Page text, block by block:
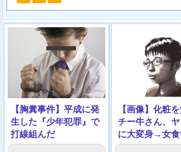
【胸糞事件】平成に発
生した『少年犯罪』で
打線組んだ
【画像】化粧
チー牛さん、
に大変身→女食
になるｗｗｗ